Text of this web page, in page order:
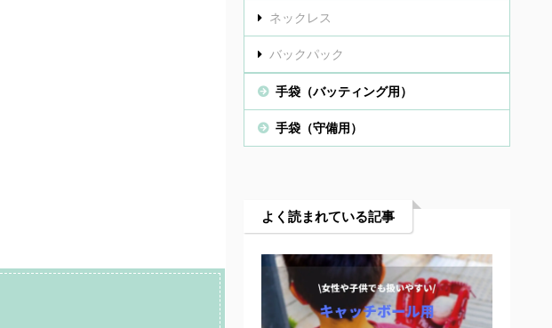
ネックレス
バックパック
手袋（バッティング用）
手袋（守備用）
よく読まれている記事